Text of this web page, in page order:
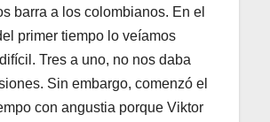
barra a los colombianos. En el
primer tiempo lo veíamos
Tres a uno, no nos daba
Sin embargo, comenzó el
con angustia porque Viktor